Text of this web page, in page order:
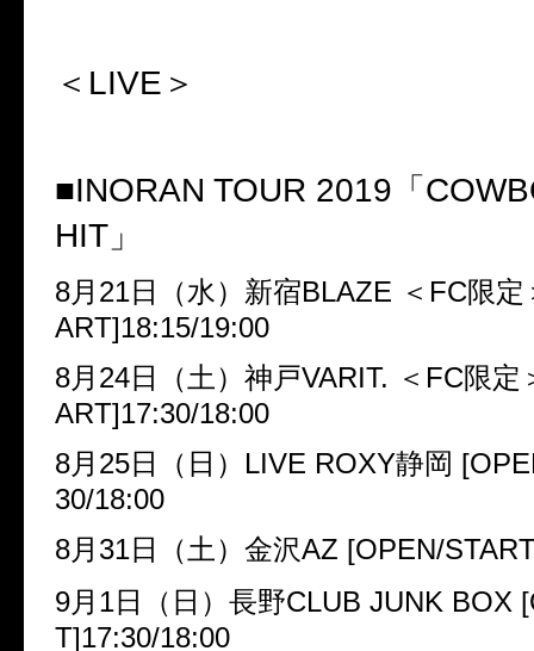
＜LIVE＞
■INORAN TOUR 2019 「
HIT 」
8月 21日（水）新宿BLAZE ＜ FC限定
ART]18:15/19:00
8月 24日（土）神戸VARIT. ＜ FC限定
ART]17:30/18:00
8月 25日（日） LIVE ROXY静岡
30/18:00
8月 31日（土）金沢AZ [OPEN/
9月 1日（日）長野CLUB JUNK BOX
T]17:30/18:00